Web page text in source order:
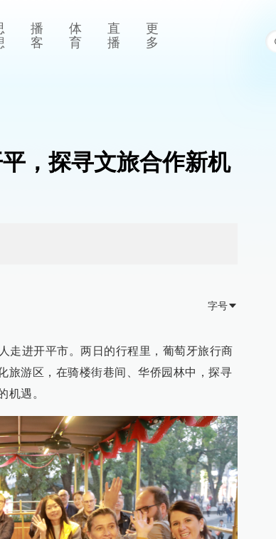
播
客
体
育
直
播
更
多
，探寻文旅合作新机
字号
走进开平市。两日的行程里，葡萄牙旅行商
旅游区，在骑楼街巷间、华侨园林中，探寻
机遇。